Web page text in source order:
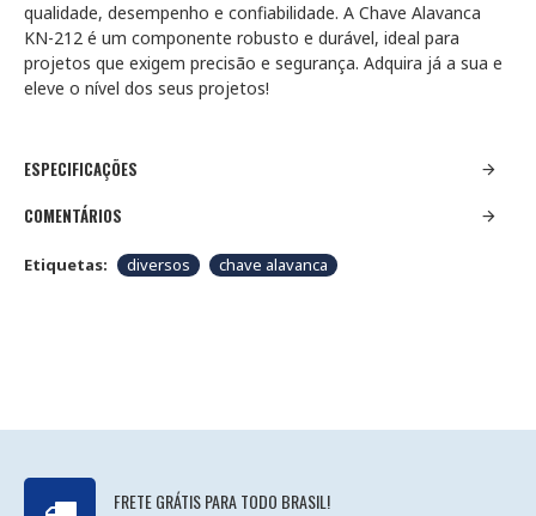
qualidade, desempenho e confiabilidade. A Chave Alavanca
KN-212 é um componente robusto e durável, ideal para
projetos que exigem precisão e segurança. Adquira já a sua e
eleve o nível dos seus projetos!
ESPECIFICAÇÕES
COMENTÁRIOS
Etiquetas: diversos chave alavanca
FRETE GRÁTIS PARA TODO BRASIL!